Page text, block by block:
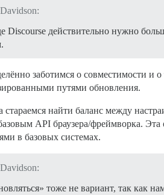
Discourse действительно нужно
заботимся о совместимости и
путями обновления.
стараемся найти баланс между
API браузера/фреймворка. Эта
в базовых системах.
тоже не вариант, так как